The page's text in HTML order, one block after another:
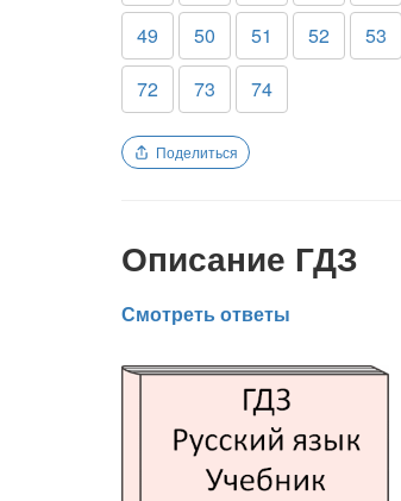
49
50 51 52 53
72
73 74
Поделиться
Описание ГДЗ
Смотреть ответы